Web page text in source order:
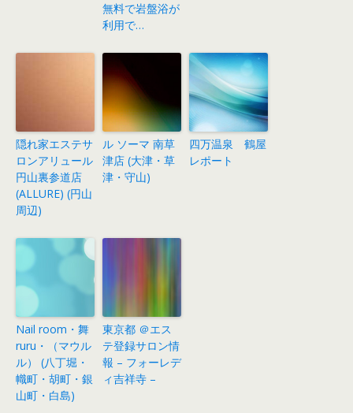
無料で岩盤浴が
利用で…
隠れ家エステサ
ロンアリュール
円山裏参道店
(ALLURE) (円山
周辺)
ル ソーマ 南草
津店 (大津・草
津・守山)
四万温泉 鶴屋
レポート
Nail room・舞
ruru・（マウル
ル） (八丁堀・
幟町・胡町・銀
山町・白島)
東京都 ＠エス
テ登録サロン情
報 – フォーレデ
ィ吉祥寺 –